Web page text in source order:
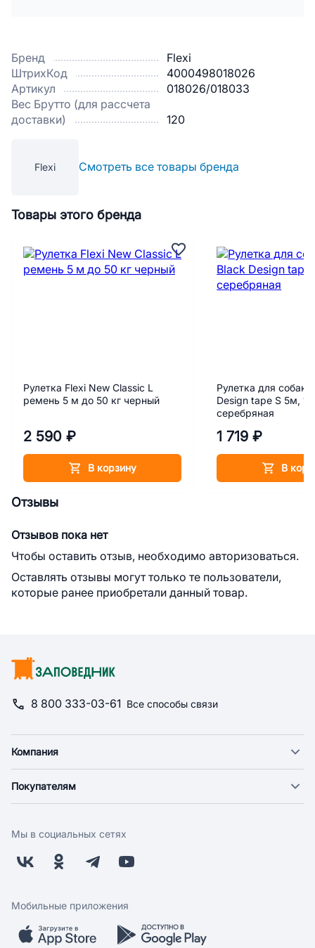
Бренд
Flexi
ШтрихКод
4000498018026
Артикул
018026/018033
Вес Брутто (для рассчета
доставки)
120
Flexi Смотреть все товары бренда
Товары этого бренда
Рулетка Flexi New Classic L
ремень 5 м до 50 кг черный
2 590 ₽
В корзину
Рулетка для собак
Design tape S 5м,
серебряная
1 719 ₽
В
Отзывы
Отзывов пока нет
Чтобы оставить отзыв, необходимо авторизоваться.
Оставлять отзывы могут только те пользователи,
которые ранее приобретали данный товар.
8 800 333-03-61 Все способы связи
Компания
Новости
Поставщикам
Заводчикам
Обратная связь
Покупателям
Оплата
Бонусная программа
Скидки и акции
Мобильное приложение
Мы в социальных сетях
Мобильные приложения